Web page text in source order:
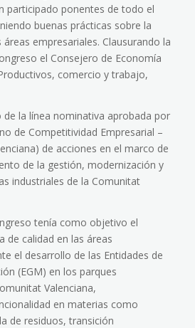
participado ponentes de todo el
buenas prácticas sobre la
empresariales. Clausurando la
el Consejero de Economía
comercio y trabajo,
de la línea nominativa aprobada por
de Competitividad Empresarial –
de acciones en el marco de
de la gestión, modernización y
industriales de la Comunitat
tenía como objetivo el
de calidad en las áreas
el desarrollo de las Entidades de
(EGM) en los parques
Valenciana,
en materias como
de residuos, transición